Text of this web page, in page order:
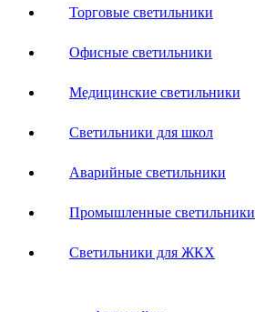
Торговые светильники
Офисные светильники
Медицинские светильники
Светильники для школ
Аварийные светильники
Промышленные светильники
Светильники для ЖКХ